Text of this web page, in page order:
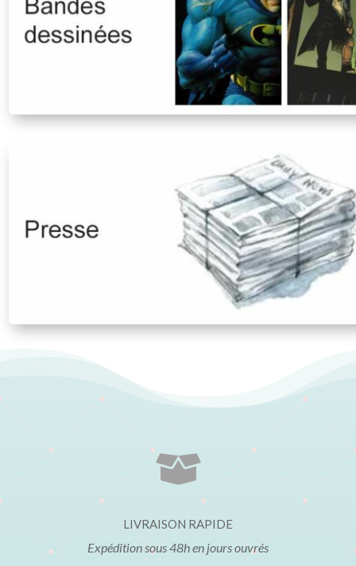

LIVRAISON RAPIDE
Expédition sous 48h en jours ouvrés